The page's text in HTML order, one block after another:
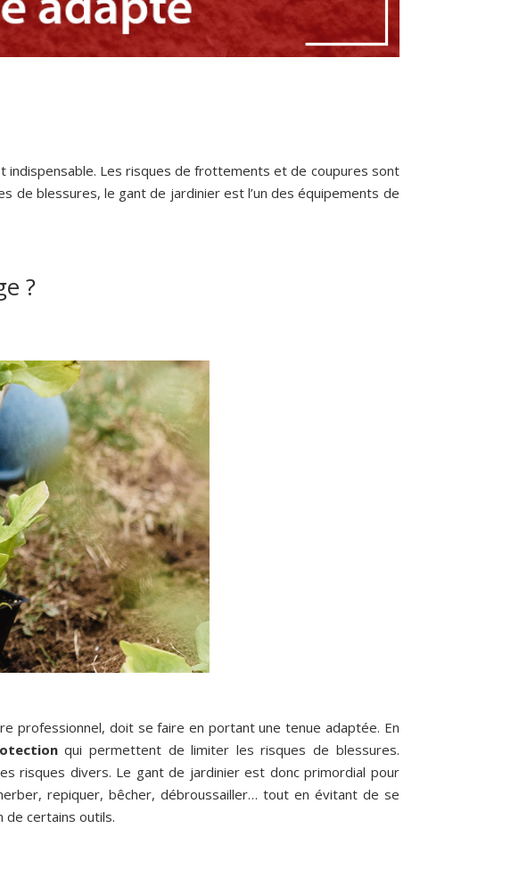
indispensable. Les risques de frottements et de coupures sont
de blessures, le gant de jardinier est l’un des équipements de
?
professionnel, doit se faire en portant une tenue adaptée. En
qui permettent de limiter les risques de blessures.
risques divers. Le gant de jardinier est donc primordial pour
repiquer, bêcher, débroussailler… tout en évitant de se
de certains outils.